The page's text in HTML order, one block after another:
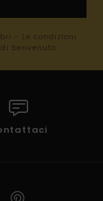
- Le condizioni
benvenuto